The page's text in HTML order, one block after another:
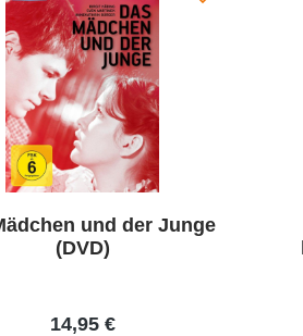
und der Junge
(DVD)
14,95 €